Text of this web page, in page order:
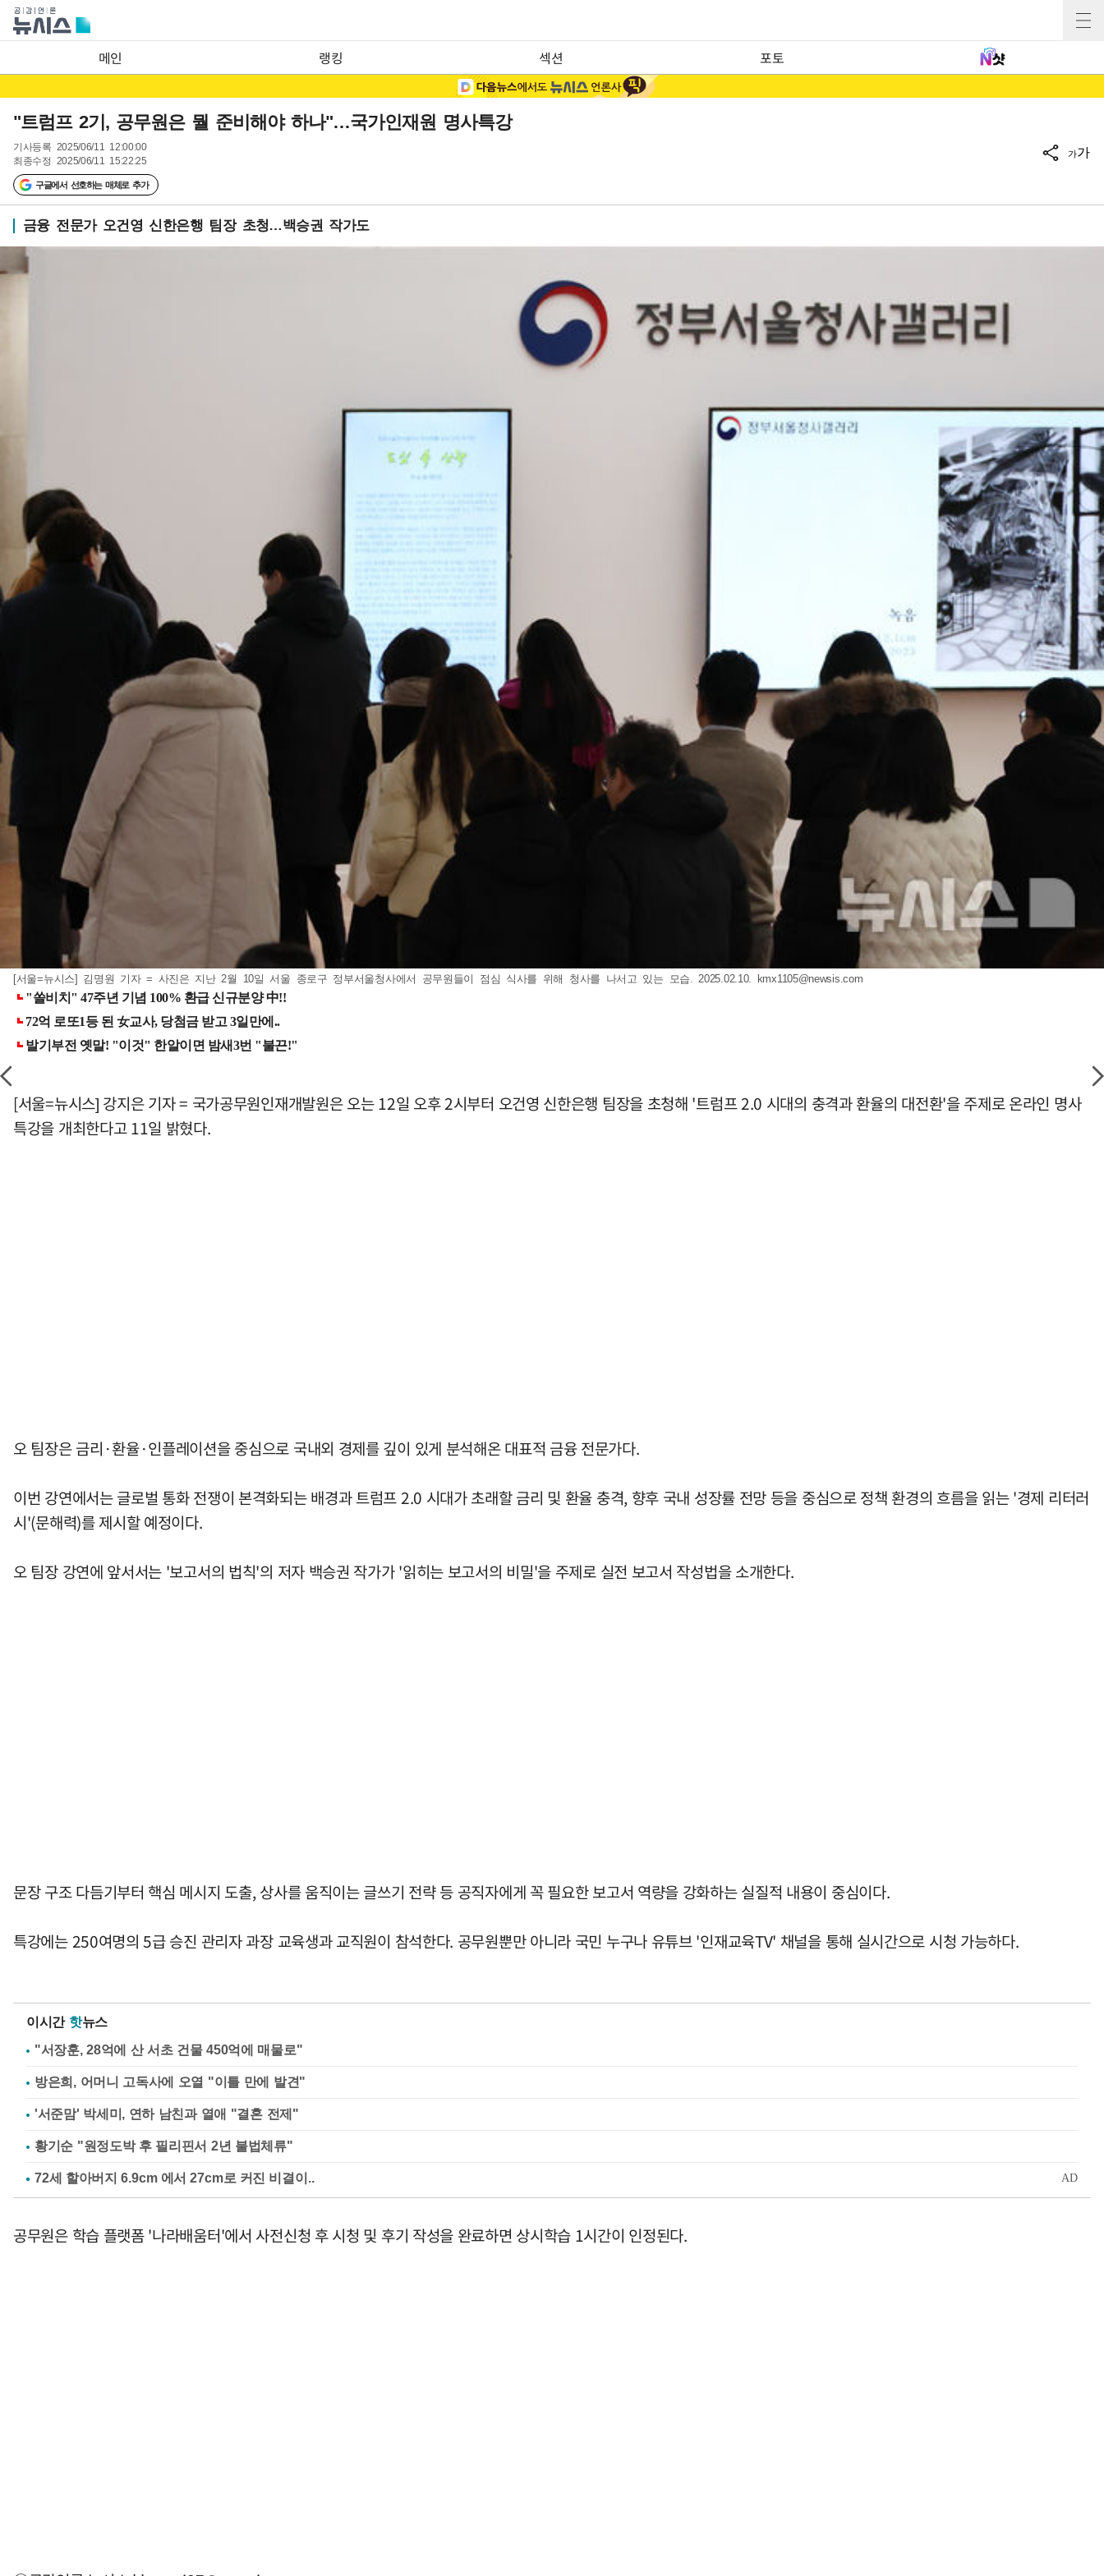
메인 랭킹 섹션 포토
"트럼프 2기, 공무원은 뭘 준비해야 하나"…국가인재원 명사특강
기사등록 2025/06/11 12:00:00
최종수정 2025/06/11 15:22:25
구글에서 선호하는 매체로 추가
가가
금융 전문가 오건영 신한은행 팀장 초청…백승권 작가도
[서울=뉴시스] 김명원 기자 = 사진은 지난 2월 10일 서울 종로구 정부서울청사에서 공무원들이 점심 식사를 위해 청사를 나서고 있는 모습. 2025.02.10. kmx1105@newsis.com
[서울=뉴시스] 강지은 기자 = 국가공무원인재개발원은 오는 12일 오후 2시부터 오건영 신한은행 팀장을 초청해 '트럼프 2.0 시대의 충격과 환율의 대전환'을 주제로 온라인 명사
특강을 개최한다고 11일 밝혔다.
오 팀장은 금리·환율·인플레이션을 중심으로 국내외 경제를 깊이 있게 분석해온 대표적 금융 전문가다.
이번 강연에서는 글로벌 통화 전쟁이 본격화되는 배경과 트럼프 2.0 시대가 초래할 금리 및 환율 충격, 향후 국내 성장률 전망 등을 중심으로 정책 환경의 흐름을 읽는 '경제 리터러
시'(문해력)를 제시할 예정이다.
오 팀장 강연에 앞서서는 '보고서의 법칙'의 저자 백승권 작가가 '읽히는 보고서의 비밀'을 주제로 실전 보고서 작성법을 소개한다.
문장 구조 다듬기부터 핵심 메시지 도출, 상사를 움직이는 글쓰기 전략 등 공직자에게 꼭 필요한 보고서 역량을 강화하는 실질적 내용이 중심이다.
특강에는 250여명의 5급 승진 관리자 과장 교육생과 교직원이 참석한다. 공무원뿐만 아니라 국민 누구나 유튜브 '인재교육TV' 채널을 통해 실시간으로 시청 가능하다.
이시간 핫뉴스
"서장훈, 28억에 산 서초 건물 450억에 매물로"
방은희, 어머니 고독사에 오열 "이틀 만에 발견"
'서준맘' 박세미, 연하 남친과 열애 "결혼 전제"
황기순 "원정도박 후 필리핀서 2년 불법체류"
공무원은 학습 플랫폼 '나라배움터'에서 사전신청 후 시청 및 후기 작성을 완료하면 상시학습 1시간이 인정된다.